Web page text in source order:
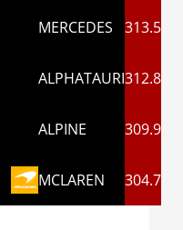
MERCEDES 313.5
ALPHATAURI312.8
ALPINE 309.9
MCLAREN 304.7